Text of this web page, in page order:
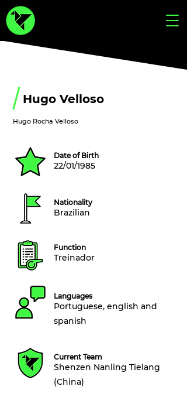
Hugo Velloso
Hugo Rocha Velloso
Date of Birth
22/01/1985
Nationality
Brazilian
Function
Treinador
Languages
Portuguese, english and
spanish
Current Team
Shenzen Nanling Tielang
(China)